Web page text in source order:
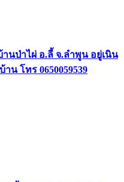
นป่าไผ่ อ.ลี้ จ.ลำพูน อยู่เนิน
น โทร 0650059539